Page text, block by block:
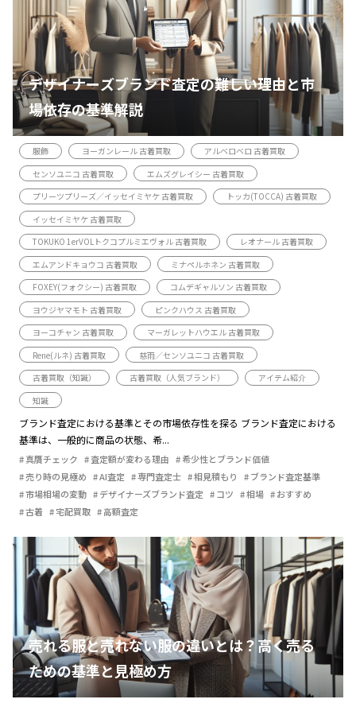
デザイナーズブランド査定の難しい理由と市
場依存の基準解説
服飾 ヨーガンレール 古着買取
アルベロベロ 古着買取
センソユニコ 古着買取
エムズグレイシー 古着買取
プリーツプリーズ／イッセイミヤケ 古着買取
トッカ(TOCCA) 古着買取
イッセイミヤケ 古着買取
TOKUKO 1erVOLトクコプルミエヴォル 古着買取
レオナール 古着買取
エムアンドキョウコ 古着買取
ミナペルホネン 古着買取
FOXEY(フォクシー) 古着買取
コムデギャルソン 古着買取
ヨウジヤマモト 古着買取
ピンクハウス 古着買取
ヨーコチャン 古着買取
マーガレットハウエル 古着買取
Rene(ルネ) 古着買取
慈雨／センソユニコ 古着買取
古着買取（知識）
古着買取（人気ブランド）
アイテム紹介
知識
ブランド査定における基準とその市場依存性を探る ブランド査定における
基準は、一般的に商品の状態、希...
真贋チェック 査定額が変わる理由
希少性とブランド価値
売り時の見極め
AI査定 専門査定士 相見積もり
ブランド査定基準
市場相場の変動
デザイナーズブランド査定 コツ 相場
おすすめ
古着
宅配買取 高額査定
売れる服と売れない服の違いとは？高く売る
ための基準と見極め方